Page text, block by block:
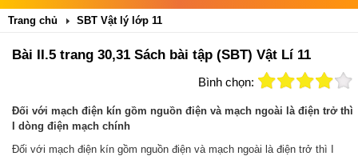
Trang chủ SBT Vật lý lớp 11
Bài II.5 trang 30,31 Sách bài tập (SBT) Vật Lí 11
Bình chọn:
Đối với mạch điện kín gồm nguồn điện và mạch ngoài là điện trở thì
I dòng điện mạch chính
Đối với mạch điện kín gồm nguồn điện và mạch ngoài là điện trở thì I